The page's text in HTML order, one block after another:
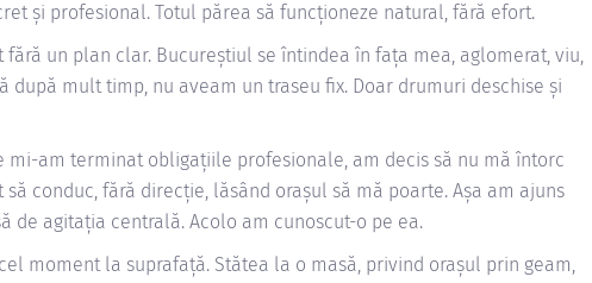
și profesional. Totul părea să funcționeze natural, fără efort.
un plan clar. Bucureștiul se întindea în fața mea, aglomerat, viu,
după mult timp, nu aveam un traseu fix. Doar drumuri deschise și
mi-am terminat obligațiile profesionale, am decis să nu mă întorc
conduc, fără direcție, lăsând orașul să mă poarte. Așa am ajuns
de agitația centrală. Acolo am cunoscut-o pe ea.
moment la suprafață. Stătea la o masă, privind orașul prin geam,